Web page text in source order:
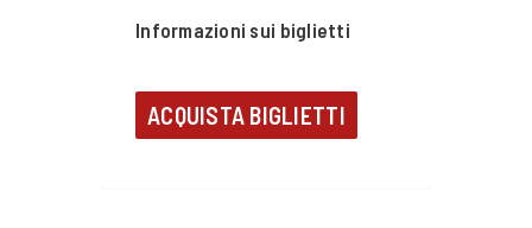
Informazioni sui biglietti
ACQUISTA BIGLIETTI